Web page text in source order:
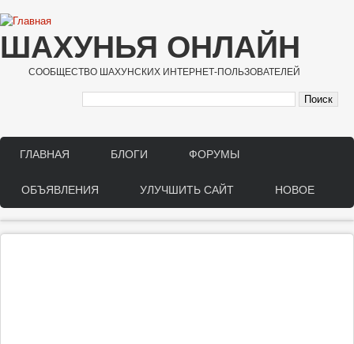
Перейти к основному содержанию
ШАХУНЬЯ ОНЛАЙН
СООБЩЕСТВО ШАХУНСКИХ ИНТЕРНЕТ-ПОЛЬЗОВАТЕЛЕЙ
Main menu
ГЛАВНАЯ БЛОГИ ФОРУМЫ
ОБЪЯВЛЕНИЯ УЛУЧШИТЬ САЙТ НОВОЕ